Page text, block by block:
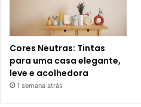
Cores Neutras: Tintas
para uma casa elegante,
leve e acolhedora
1 semana atrás